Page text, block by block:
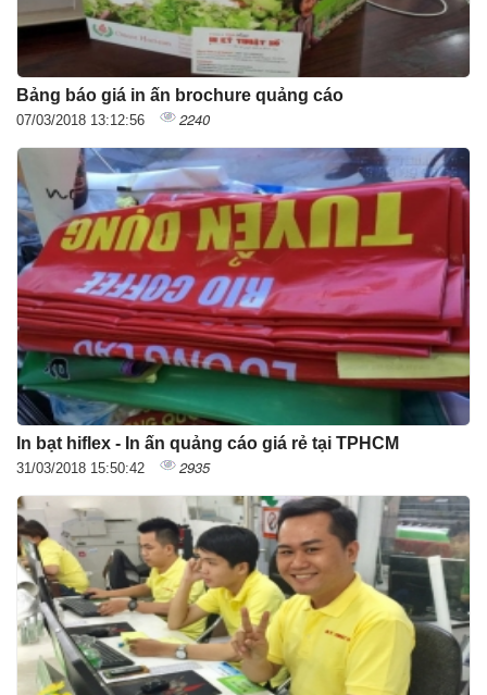
Bảng báo giá in ấn brochure quảng cáo
07/03/2018 13:12:56 2240
In bạt hiflex - In ấn quảng cáo giá rẻ tại TPHCM
31/03/2018 15:50:42 2935